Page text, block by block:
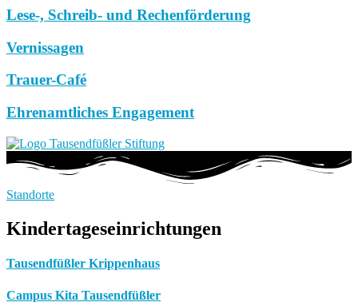
Lese-, Schreib- und Rechenförderung
Vernissagen
Trauer-Café
Ehrenamtliches Engagement
Standorte
Kindertageseinrichtungen
Tausendfüßler Krippenhaus
Campus Kita Tausendfüßler